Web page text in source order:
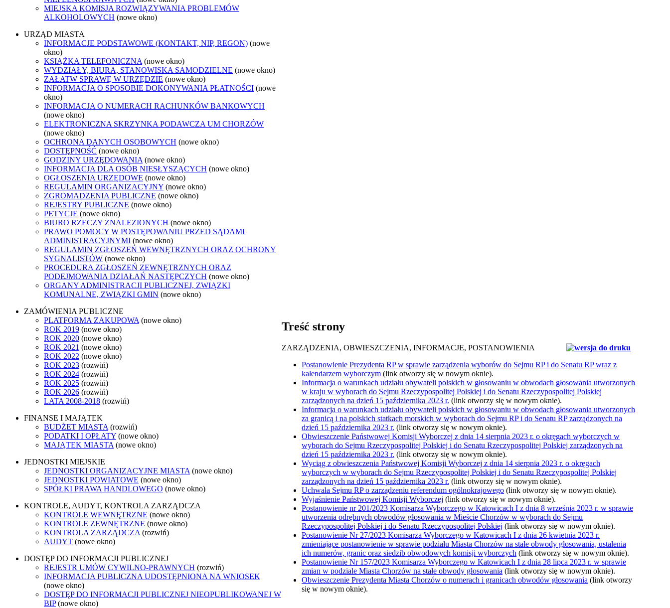
MIEJSKA KOMISJA ROZWIĄZYWANIA PROBLEMÓW
ALKOHOLOWYCH (nowe okno)
URZĄD MIASTA
INFORMACJE PODSTAWOWE (KONTAKT, NIP, REGON) (nowe
okno)
KSIĄŻKA TELEFONICZNA (nowe okno)
WYDZIAŁY, BIURA, STANOWISKA SAMODZIELNE (nowe okno)
ZAŁATW SPRAWĘ W URZĘDZIE (nowe okno)
INFORMACJA O SPOSOBIE DOKONYWANIA PŁATNOŚCI (nowe
okno)
INFORMACJA O NUMERACH RACHUNKÓW BANKOWYCH
(nowe okno)
ELEKTRONICZNA SKRZYNKA PODAWCZA UM CHORZÓW
(nowe okno)
OCHRONA DANYCH OSOBOWYCH (nowe okno)
DOSTĘPNOŚĆ (nowe okno)
GODZINY URZĘDOWANIA (nowe okno)
INFORMACJA DLA OSÓB NIESŁYSZĄCYCH (nowe okno)
OGŁOSZENIA URZĘDOWE (nowe okno)
REGULAMIN ORGANIZACYJNY (nowe okno)
ZGROMADZENIA PUBLICZNE (nowe okno)
REJESTRY PUBLICZNE (nowe okno)
PETYCJE (nowe okno)
BIURO RZECZY ZNALEZIONYCH (nowe okno)
PRAWO POMOCY W POSTĘPOWANIU PRZED SĄDAMI
ADMINISTRACYJNYMI (nowe okno)
REGULAMIN ZGŁOSZEŃ WEWNĘTRZNYCH ORAZ OCHRONY
SYGNALISTÓW (nowe okno)
PROCEDURA ZGŁOSZEŃ ZEWNĘTRZNYCH ORAZ
PODEJMOWANIA DZIAŁAŃ NASTĘPCZYCH (nowe okno)
ORGANY ADMINISTRACJI PUBLICZNEJ, ZWIĄZKI
KOMUNALNE, ZWIĄZKI GMIN (nowe okno)
ZAMÓWIENIA PUBLICZNE
PLATFORMA ZAKUPOWA (nowe okno)
ROK 2019 (nowe okno)
ROK 2020 (nowe okno)
ROK 2021 (nowe okno)
ROK 2022 (nowe okno)
ROK 2023 (rozwiń)
ROK 2024 (rozwiń)
ROK 2025 (rozwiń)
ROK 2026 (rozwiń)
LATA 2008-2018 (rozwiń)
FINANSE I MAJĄTEK
BUDŻET MIASTA (rozwiń)
PODATKI I OPŁATY (nowe okno)
MAJĄTEK MIASTA (nowe okno)
JEDNOSTKI MIEJSKIE
JEDNOSTKI ORGANIZACYJNE MIASTA (nowe okno)
JEDNOSTKI POWIATOWE (nowe okno)
SPÓŁKI PRAWA HANDLOWEGO (nowe okno)
KONTROLE, AUDYT, KONTROLA ZARZĄDCZA
KONTROLE WEWNĘTRZNE (nowe okno)
KONTROLE ZEWNĘTRZNE (nowe okno)
KONTROLA ZARZĄDCZA (rozwiń)
AUDYT (nowe okno)
DOSTĘP DO INFORMACJI PUBLICZNEJ
REJESTR UMÓW CYWILNO-PRAWNYCH (rozwiń)
INFORMACJA PUBLICZNA UDOSTĘPNIONA NA WNIOSEK
(nowe okno)
DOSTĘP DO INFORMACJI PUBLICZNEJ NIEOPUBLIKOWANEJ W
BIP (nowe okno)
Treść strony
ZARZĄDZENIA, OBWIESZCZENIA, INFORMACJE, POSTANOWIENIA
Postanowienie Prezydenta RP w sprawie zarządzenia wyborów do Sejmu RP i do Senatu RP wraz z
kalendarzem wyborczym (link otworzy się w nowym oknie).
Informacja o warunkach udziału obywateli polskich w głosowaniu w obwodach głosowania utworzonych
w kraju w wyborach do Sejmu Rzeczypospolitej Polskiej i do Senatu Rzeczypospolitej Polskiej
zarządzonych na dzień 15 października 2023 r. (link otworzy się w nowym oknie).
Informacja o warunkach udziału obywateli polskich w głosowaniu w obwodach głosowania utworzonych
za granicą i na polskich statkach morskich w wyborach do Sejmu RP i do Senatu RP zarządzonych na
dzień 15 października 2023 r. (link otworzy się w nowym oknie).
Obwieszczenie Państwowej Komisji Wyborczej z dnia 14 sierpnia 2023 r. o okręgach wyborczych w
wyborach do Sejmu Rzeczypospolitej Polskiej i do Senatu Rzeczypospolitej Polskiej zarządzonych na
dzień 15 października 2023 r. (link otworzy się w nowym oknie).
Wyciąg z obwieszczenia Państwowej Komisji Wyborczej z dnia 14 sierpnia 2023 r. o okręgach
wyborczych w wyborach do Sejmu Rzeczypospolitej Polskiej i do Senatu Rzeczypospolitej Polskiej
zarządzonych na dzień 15 października 2023 r. (link otworzy się w nowym oknie).
Uchwała Sejmu RP o zarządzeniu referendum ogólnokrajowego (link otworzy się w nowym oknie).
Wyjaśnienie Państwowej Komisji Wyborczej (link otworzy się w nowym oknie).
Postanowienie nr 201/2023 Komisarza Wyborczego w Katowicach I z dnia 8 września 2023 r. w sprawie
utworzenia odrębnych obwodów głosowania w Mieście Chorzów w wyborach do Sejmu
Rzeczypospolitej Polskiej i do Senatu Rzeczypospolitej Polskiej (link otworzy się w nowym oknie).
Postanowienie Nr 27/2023 Komisarza Wyborczego w Katowicach I z dnia 26 kwietnia 2023 r.
zmieniające postanowienie w sprawie podziału Miasta Chorzów na stałe obwody głosowania, ustalenia
ich numerów, granic oraz siedzib obwodowych komisji wyborczych (link otworzy się w nowym oknie).
Postanowienie Nr 157/2023 Komisarza Wyborczego w Katowicach I z dnia 28 lipca 2023 r. w sprawie
zmian w podziale Miasta Chorzów na stałe obwody głosowania (link otworzy się w nowym oknie).
Obwieszczenie Prezydenta Miasta Chorzów o numerach i granicach obwodów głosowania (link otworzy
się w nowym oknie).